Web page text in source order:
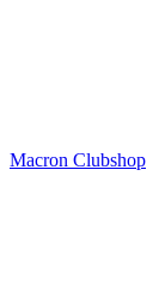
Macron Clubshop